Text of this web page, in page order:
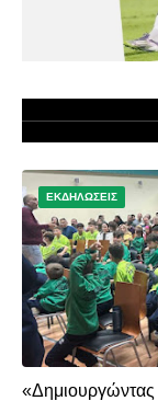
ΕΚΔΗΛΩΣΕΙΣ
«Δημιουργώντας